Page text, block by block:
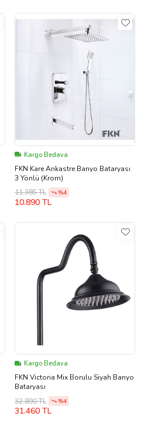
Kargo Bedava
FKN Kare Ankastre Banyo Bataryası
3 Yönlü (Krom)
11.385 TL
%4
10.890 TL
Kargo Bedava
FKN Victoria Mix Borulu Siyah Banyo
Bataryası
32.890 TL
%4
31.460 TL